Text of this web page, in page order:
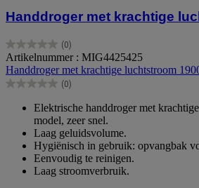
Handdroger met krachtige
(0)
0.0
van
de
5
Artikelnummer : MIG4425425
Handdroger met krachtige luchtstroom
(0)
0.0
sterren.
Elektrische handdroger met
model, zeer snel.
Laag geluidsvolume.
Hygiënisch in gebruik: opvangbak
Eenvoudig te reinigen.
Laag stroomverbruik.